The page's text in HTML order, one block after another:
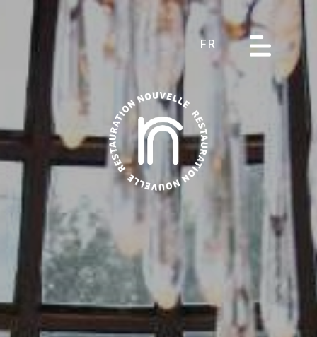
FR
À propos
Nos restaurants
Nos hôtels
Nos lieux de réception
Service Traiteur
Jobs
Contact